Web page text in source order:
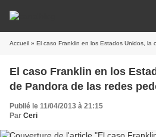
Accueil » El caso Franklin en los Estados Unidos, la caja
El caso Franklin en los
de Pandora de las redes
Publié le 11/04/2013 à 21:15
Par Ceri